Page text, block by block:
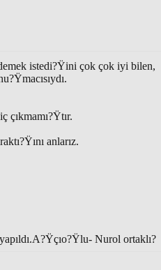
istedi?Ÿini çok çok iyi bilen,
çıkmamı?Ÿtır.
anlarız.
Nurol ortaklı?